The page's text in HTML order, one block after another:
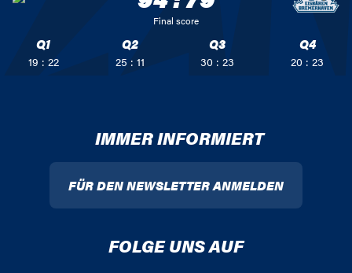
Final score
Q1
19 : 22
Q2
25 : 11
Q3
30 : 23
Q4
20 : 23
IMMER INFORMIERT
FÜR DEN NEWSLETTER ANMELDEN
FOLGE UNS AUF